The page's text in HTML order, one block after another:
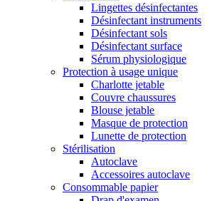
Lingettes désinfectantes
Désinfectant instruments
Désinfectant sols
Désinfectant surface
Sérum physiologique
Protection à usage unique
Charlotte jetable
Couvre chaussures
Blouse jetable
Masque de protection
Lunette de protection
Stérilisation
Autoclave
Accessoires autoclave
Consommable papier